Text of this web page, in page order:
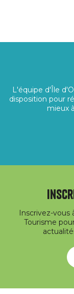
L'équipe d'Île
disposition pour
mieux
Inscrivez-vous
Tourisme